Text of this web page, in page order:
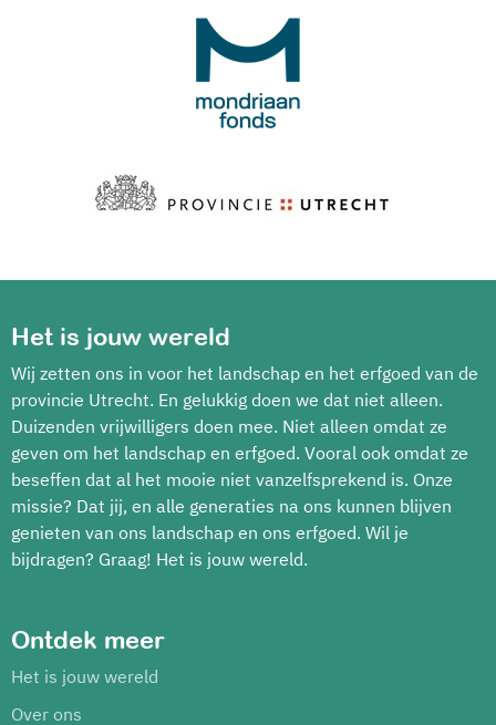
Het is jouw wereld
Wij zetten ons in voor het landschap en het erfgoed van de
provincie Utrecht. En gelukkig doen we dat niet alleen.
Duizenden vrijwilligers doen mee. Niet alleen omdat ze
geven om het landschap en erfgoed. Vooral ook omdat ze
beseffen dat al het mooie niet vanzelfsprekend is. Onze
missie? Dat jij, en alle generaties na ons kunnen blijven
genieten van ons landschap en ons erfgoed. Wil je
bijdragen? Graag! Het is jouw wereld.
Ontdek meer
Het is jouw wereld
Over ons